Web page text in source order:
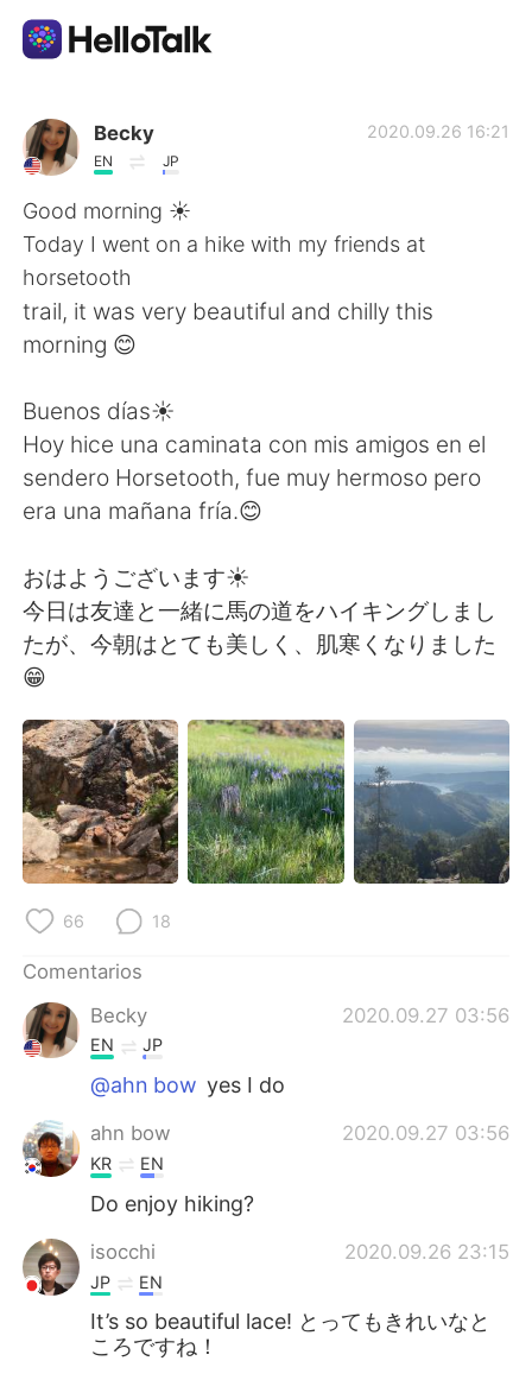
Aplicación de intercambio de idiomas
AI Grammar Checker
Español
English
繁體中文
Français Deutsch
Русский ไทย
Indonesia Italiano
Türkçe Tiếng Việt
Português
Becky
EN JP
2020.09.26 16:21
Good morning ☀️
Today I went on a hike with my friends at
horsetooth
trail, it was very beautiful and chilly this
morning 😊
Buenos días☀️
Hoy hice una caminata con mis amigos en el
sendero Horsetooth, fue muy hermoso pero
era una mañana fría.😊
おはようございます☀️
今日は友達と一緒に馬の道をハイキングしまし
たが、今朝はとても美しく、肌寒くなりました
😁
66 18
Comentarios
Becky
2020.09.27 03:56
EN JP
@ahn bow yes I do
ahn bow 2020.09.27 03:56
KR EN
Do enjoy hiking?
isocchi 2020.09.26 23:15
JP EN
It’s so beautiful lace! とってもきれいなと
ころですね！